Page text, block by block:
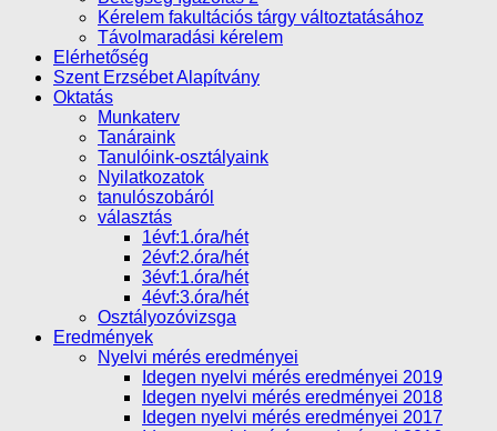
Kérelem fakultációs tárgy változtatásához
Távolmaradási kérelem
Elérhetőség
Szent Erzsébet Alapítvány
Oktatás
Munkaterv
Tanáraink
Tanulóink-osztályaink
Nyilatkozatok
tanulószobáról
választás
1évf:1.óra/hét
2évf:2.óra/hét
3évf:1.óra/hét
4évf:3.óra/hét
Osztályozóvizsga
Eredmények
Nyelvi mérés eredményei
Idegen nyelvi mérés eredményei 2019
Idegen nyelvi mérés eredményei 2018
Idegen nyelvi mérés eredményei 2017